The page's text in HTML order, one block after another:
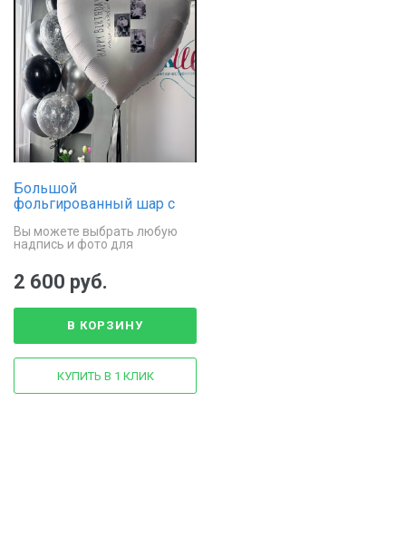
Большой
фольгированный шар с
«Идеальное признание»
Вы можете выбрать любую
надпись и фото для
2 600 руб.
В КОРЗИНУ
КУПИТЬ В 1 КЛИК